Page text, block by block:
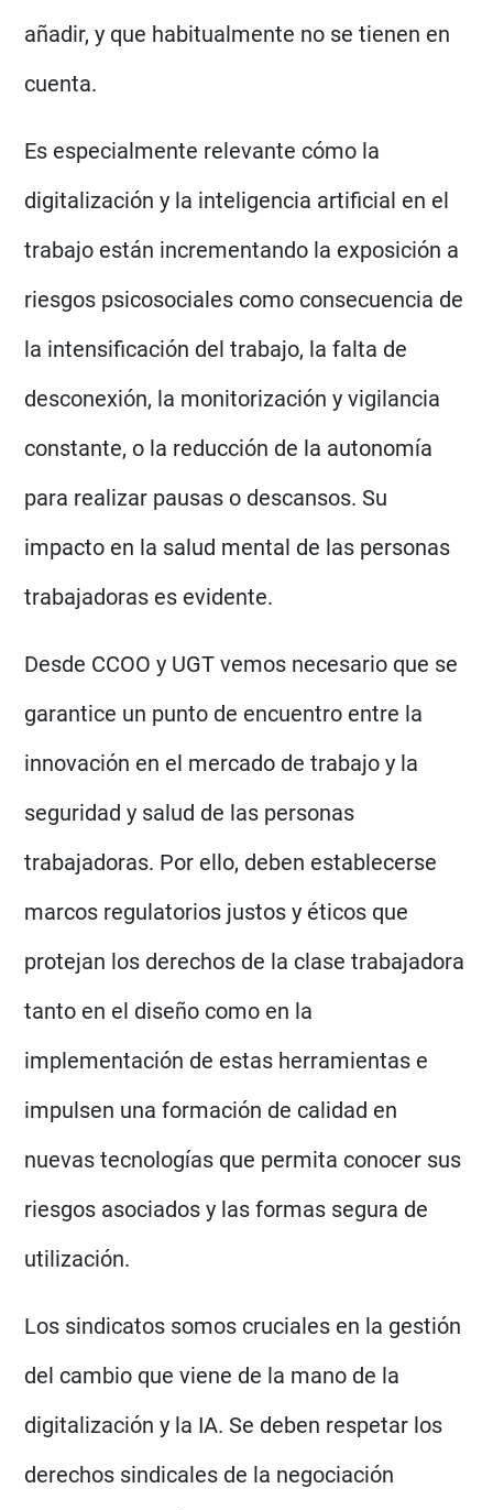
añadir, y que habitualmente no se tienen en
cuenta.
Es especialmente relevante cómo la
digitalización y la inteligencia artificial en el
trabajo están incrementando la exposición a
riesgos psicosociales como consecuencia de
la intensificación del trabajo, la falta de
desconexión, la monitorización y vigilancia
constante, o la reducción de la autonomía
para realizar pausas o descansos. Su
impacto en la salud mental de las personas
trabajadoras es evidente.
Desde CCOO y UGT vemos necesario que se
garantice un punto de encuentro entre la
innovación en el mercado de trabajo y la
seguridad y salud de las personas
trabajadoras. Por ello, deben establecerse
marcos regulatorios justos y éticos que
protejan los derechos de la clase trabajadora
tanto en el diseño como en la
implementación de estas herramientas e
impulsen una formación de calidad en
nuevas tecnologías que permita conocer sus
riesgos asociados y las formas segura de
utilización.
Los sindicatos somos cruciales en la gestión
del cambio que viene de la mano de la
digitalización y la IA. Se deben respetar los
derechos sindicales de la negociación